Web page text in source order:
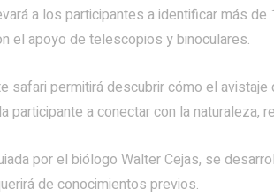
a los participantes a identificar más
el apoyo de telescopios y binoculares.
safari permitirá descubrir cómo el
participante a conectar con la naturaleza,
por el biólogo Walter Cejas, se
de conocimientos previos.